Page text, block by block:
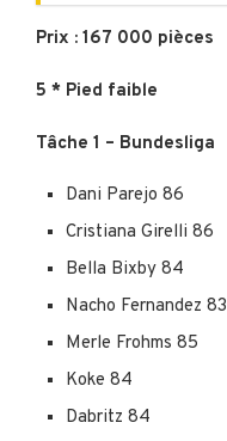
Prix : 167 000 pièces
5 * Pied faible
Tâche 1 – Bundesliga
Dani Parejo 86
Cristiana Girelli 86
Bella Bixby 84
Nacho Fernandez 83
Merle Frohms 85
Koke 84
Dabritz 84